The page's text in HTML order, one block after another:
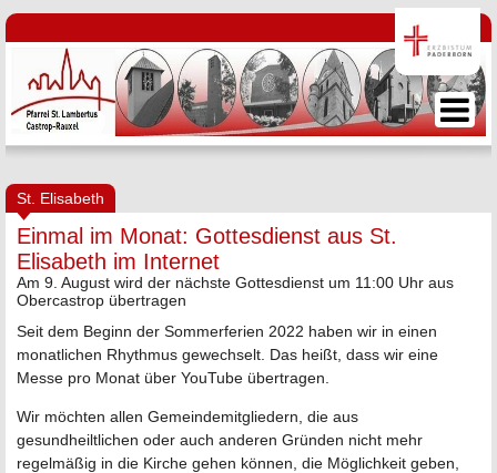
St. Elisabeth
Einmal im Monat: Gottesdienst aus St.
Elisabeth im Internet
Am 9. August wird der nächste Gottesdienst um 11:00 Uhr aus
Obercastrop übertragen
Seit dem Beginn der Sommerferien 2022 haben wir in einen
monatlichen Rhythmus gewechselt. Das heißt, dass wir eine
Messe pro Monat über YouTube übertragen.
Wir möchten allen Gemeindemitgliedern, die aus
gesundheiltlichen oder auch anderen Gründen nicht mehr
regelmäßig in die Kirche gehen können, die Möglichkeit geben,